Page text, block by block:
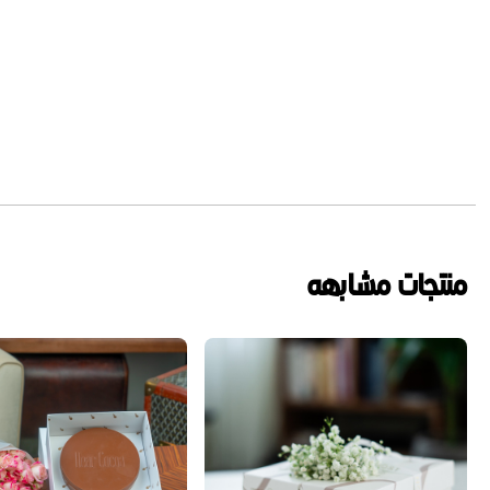
منتجات مشابهه